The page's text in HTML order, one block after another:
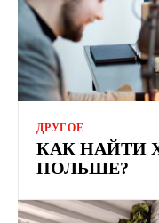
ДРУГОЕ
КАК НАЙТИ
ПОЛЬШЕ?